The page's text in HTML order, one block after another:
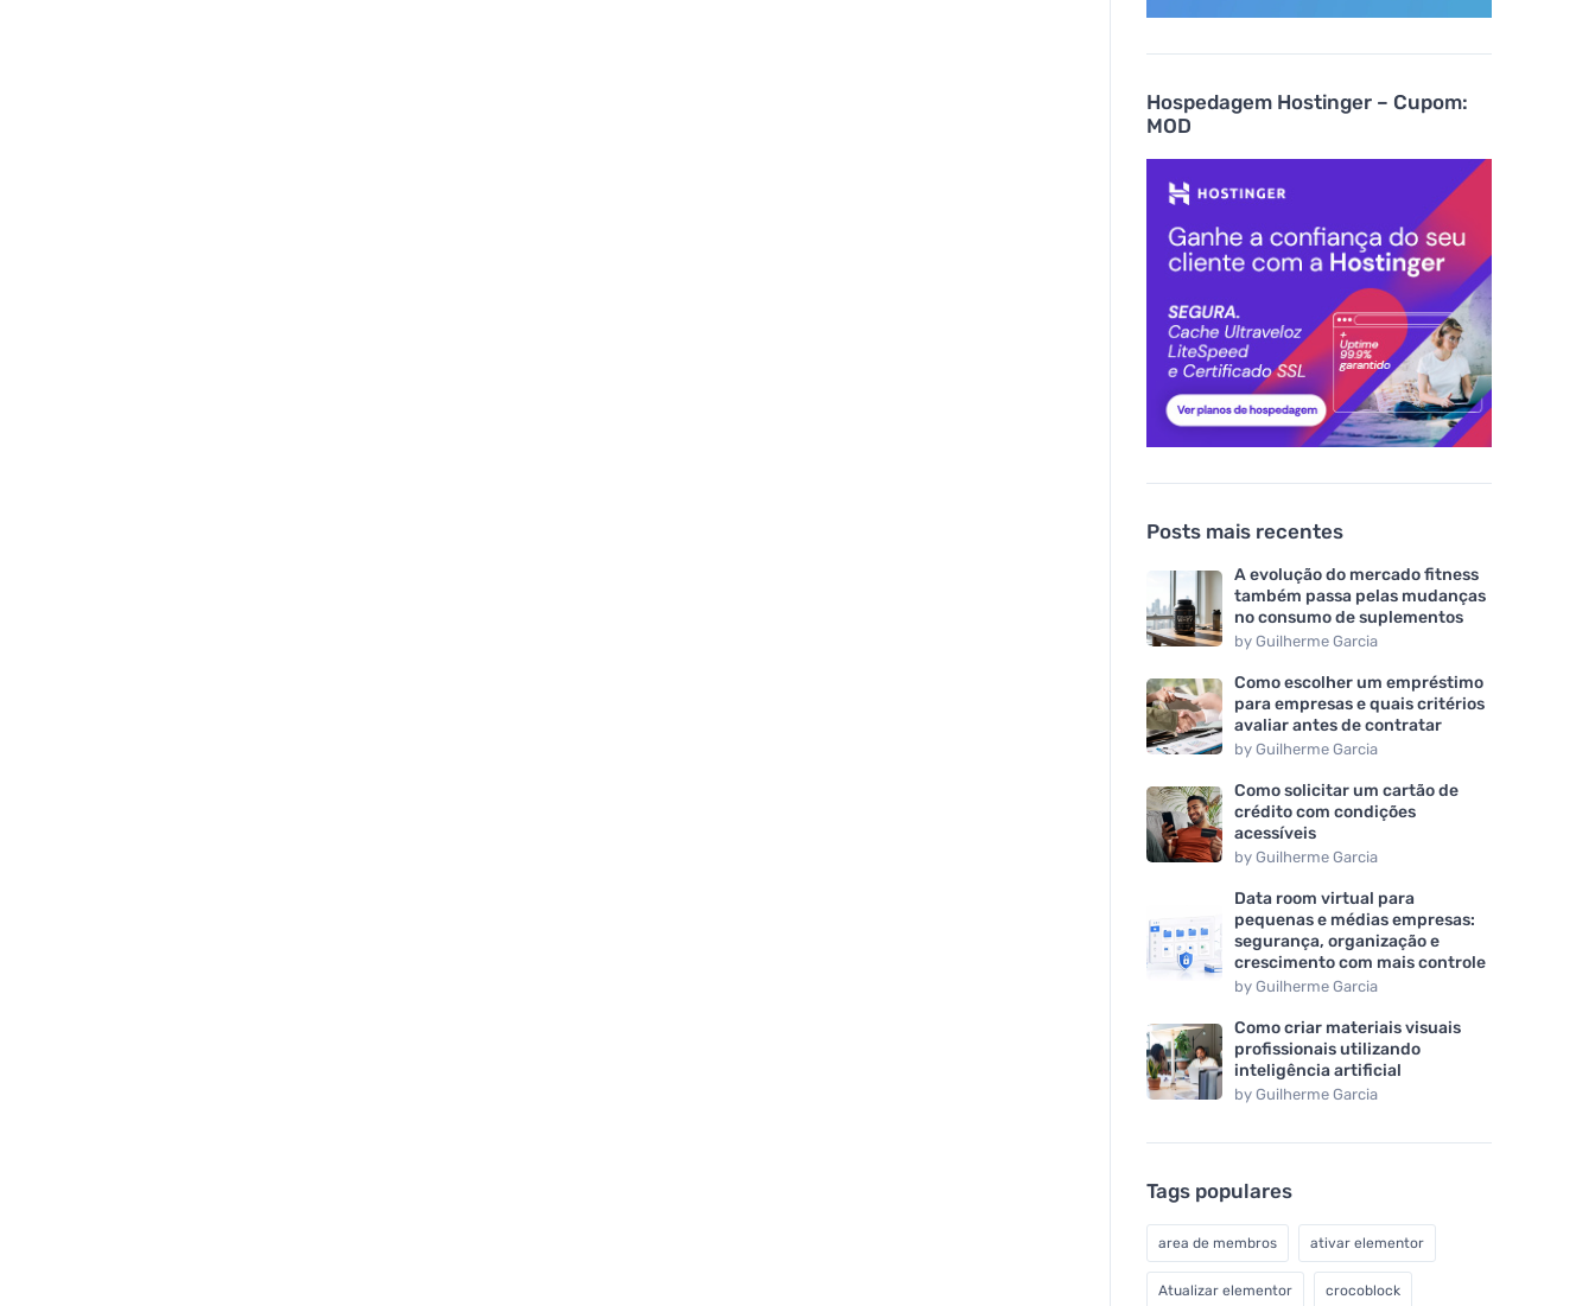
Hospedagem Hostinger – Cupom:
MOD
Posts mais recentes
A evolução do mercado fitness
também passa pelas mudanças
no consumo de suplementos
by Guilherme Garcia
Como escolher um empréstimo
para empresas e quais critérios
avaliar antes de contratar
by Guilherme Garcia
Como solicitar um cartão de
crédito com condições
acessíveis
by Guilherme Garcia
Data room virtual para
pequenas e médias empresas:
segurança, organização e
crescimento com mais controle
by Guilherme Garcia
Como criar materiais visuais
profissionais utilizando
inteligência artificial
by Guilherme Garcia
Tags populares
area de membros ativar elementor
Atualizar elementor crocoblock